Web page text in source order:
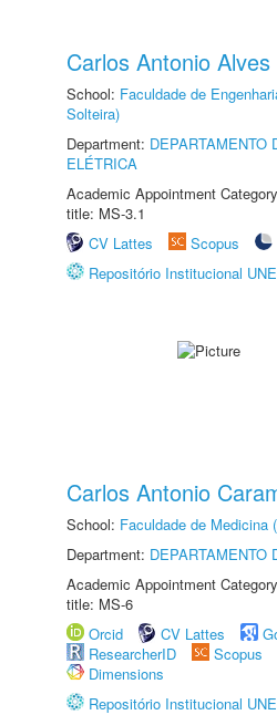
Carlos Antonio Alves
School: Faculdade de
Solteira)
Department: DEPARTAMENTO
ELÉTRICA
Academic Appointment
title: MS-3.1
CV Lattes
Scopus
Repositório Institucional
Carlos Antonio
School: Faculdade de Medicina
Department: DEPARTAMENTO
Academic Appointment
title: MS-6
Orcid
CV Lattes
ResearcherID
Scopus
Dimensions
Repositório Institucional